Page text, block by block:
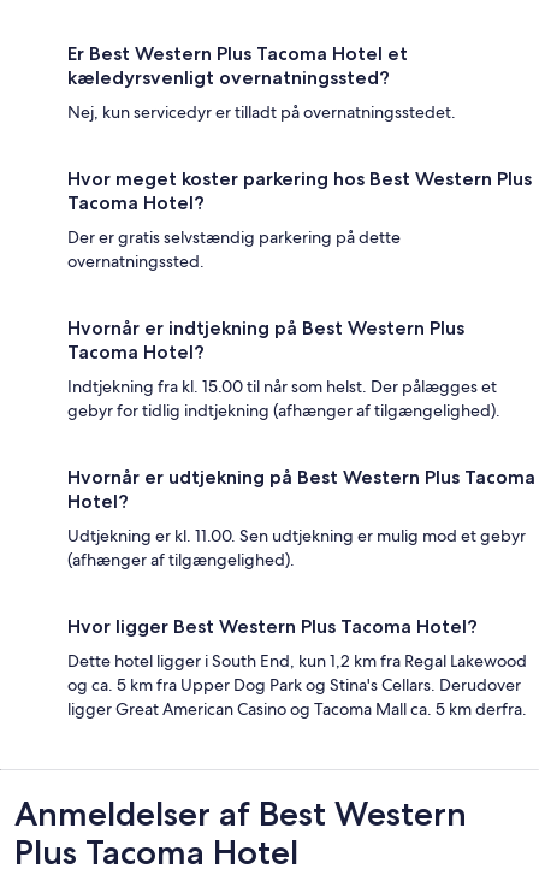
Er Best Western Plus Tacoma Hotel et
kæledyrsvenligt overnatningssted?
Nej, kun servicedyr er tilladt på overnatningsstedet.
Hvor meget koster parkering hos Best Western Plus
Tacoma Hotel?
Der er gratis selvstændig parkering på dette
overnatningssted.
Hvornår er indtjekning på Best Western Plus
Tacoma Hotel?
Indtjekning fra kl. 15.00 til når som helst. Der pålægges et
gebyr for tidlig indtjekning (afhænger af tilgængelighed).
Hvornår er udtjekning på Best Western Plus Tacoma
Hotel?
Udtjekning er kl. 11.00. Sen udtjekning er mulig mod et gebyr
(afhænger af tilgængelighed).
Hvor ligger Best Western Plus Tacoma Hotel?
Dette hotel ligger i South End, kun 1,2 km fra Regal Lakewood
og ca. 5 km fra Upper Dog Park og Stina's Cellars. Derudover
ligger Great American Casino og Tacoma Mall ca. 5 km derfra.
Anmeldelser
Anmeldelser af Best Western
Plus Tacoma Hotel